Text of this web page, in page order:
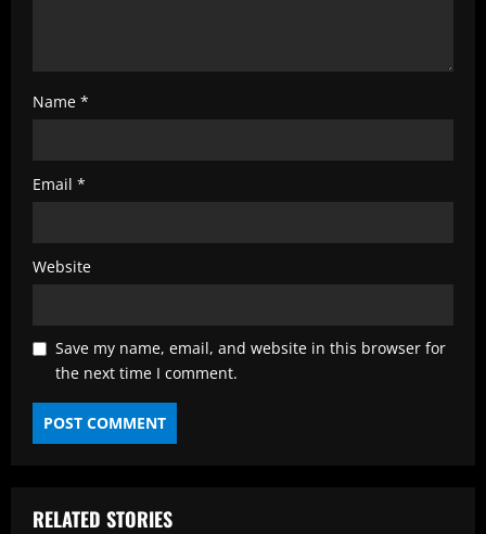
Name *
Email *
Website
Save my name, email, and website in this browser for
the next time I comment.
RELATED STORIES